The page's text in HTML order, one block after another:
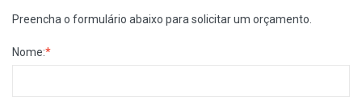
Preencha o formulário abaixo para solicitar um orçamento.
Nome:*